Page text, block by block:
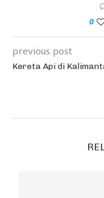
0
previous post
Kereta Api di